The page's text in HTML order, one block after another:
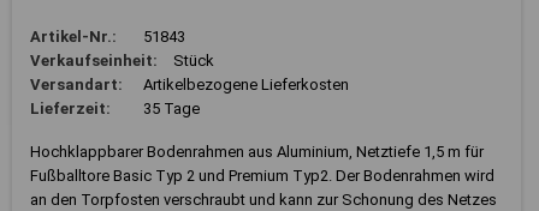
Nähere Informationen,
Widerspruchsmöglichkeiten,
erhalten Sie in unserer
Datenschutzerklärung.
Artikel-Nr.:
51843
Verkaufseinheit:
Stück
Versandart:
Artikelbezogene Lieferkosten
Lieferzeit:
35 Tage
Hochklappbarer Bodenrahmen aus Aluminium, Netztiefe 1,5 m für
Fußballtore Basic Typ 2 und Premium Typ2. Der Bodenrahmen wird
an den Torpfosten verschraubt und kann zur Schonung des Netzes